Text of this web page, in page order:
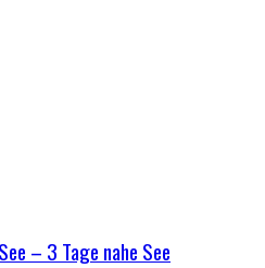
– 3 Tage nahe See